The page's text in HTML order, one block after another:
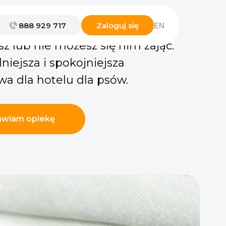
888 929 717 Zaloguj się EN
w bezpiecznych rękach, gdy
lub nie możesz się nim zająć.
i spokojniejsza
dla hotelu dla psów.
opiekę